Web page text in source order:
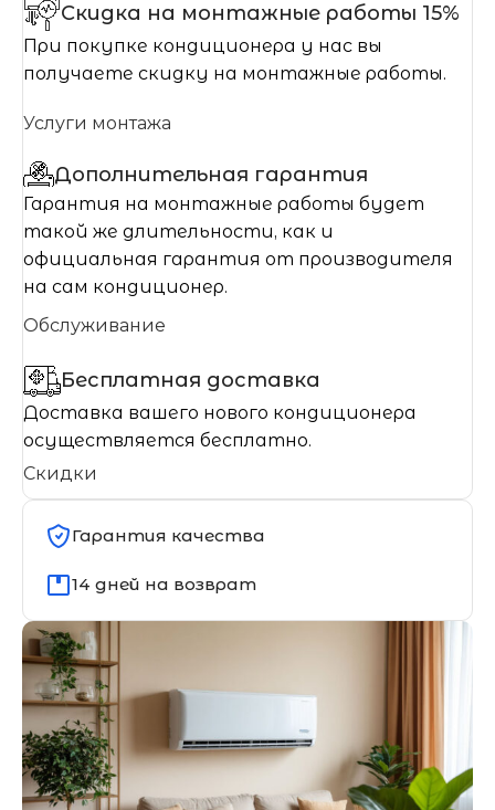
Скидка на монтажные работы 15%
При покупке кондиционера у нас вы
получаете скидку на монтажные работы.
Услуги монтажа
Дополнительная гарантия
Гарантия на монтажные работы будет
такой же длительности, как и
официальная гарантия от производителя
на сам кондиционер.
Обслуживание
Бесплатная доставка
Доставка вашего нового кондиционера
осуществляется бесплатно.
Скидки
Гарантия качества
14 дней на возврат